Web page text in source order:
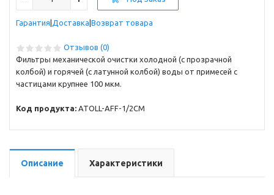
Гарантия Доставка Возврат товара
Отзывов (0)
Фильтры механической очистки холодной (с прозрачной
колбой) и горячей (с латунной колбой) воды от примесей с
частицами крупнее 100 мкм.
Код продукта: ATOLL-AFF-1/2CM
Описание Характеристики